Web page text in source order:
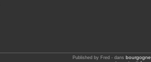
Published by Fred -dans bourgogne